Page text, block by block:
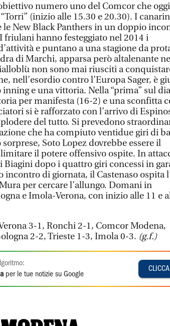
numero uno del Comcor che
(inizio alle 15.30 e 20.30). I
New Black Panthers in un doppio
friulani hanno festeggiato nel 2014 i
e puntano a una stagione da
di Marchi, apparsa però altalenante
non sono mai riusciti a
nell’esordio contro l’Europa Sager, è
e una vittoria. Nella “prima” sul
per manifesta (16-2) e una sconfitta
si è rafforzato con l’arrivo di
del tutto. Si prevedono
che ha compiuto ventidue giri di
Soto Lopez dovrebbe essere il
il potere offensivo ospite. In
Biagini dopo i quattro giri concessi in
incontro di giornata, il Castenaso ospita
per cercare l’allungo. Domani in
e Imola-Verona, con inizio alle 11 e
3-1, Ronchi 2-1, Comcor Modena,
2-2, Trieste 1-3, Imola 0-3. (g.f.)
per le tue notizie su Google
CLICCA